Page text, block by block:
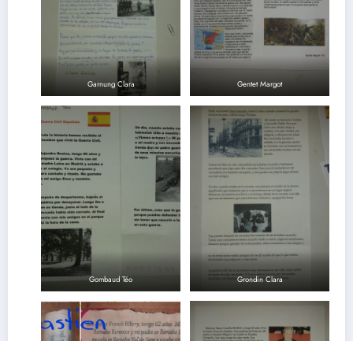
Garnung Clara Gentet Margot
Gombaud Téo Grondin Clara